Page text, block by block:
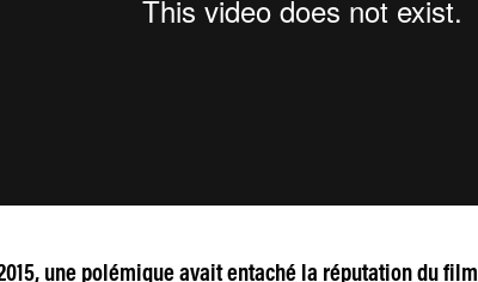
une polémique avait entaché la réputation du film